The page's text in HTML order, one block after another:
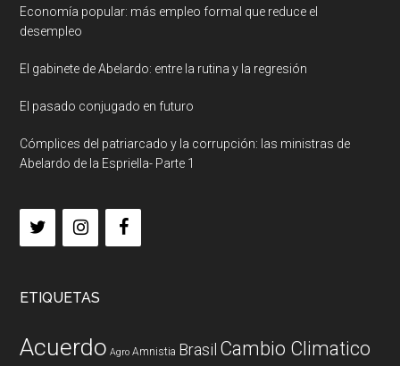
Economía popular: más empleo formal que reduce el
desempleo
El gabinete de Abelardo: entre la rutina y la regresión
El pasado conjugado en futuro
Cómplices del patriarcado y la corrupción: las ministras de
Abelardo de la Espriella- Parte 1
ETIQUETAS
Acuerdo Agro Amnistia Brasil Cambio Climatico